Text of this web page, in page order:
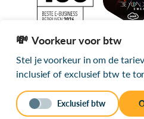
Alle getoonde
Voorkeur voor btw
Stel je voorkeur in om de
inclusief of exclusief btw te
Exclusief btw